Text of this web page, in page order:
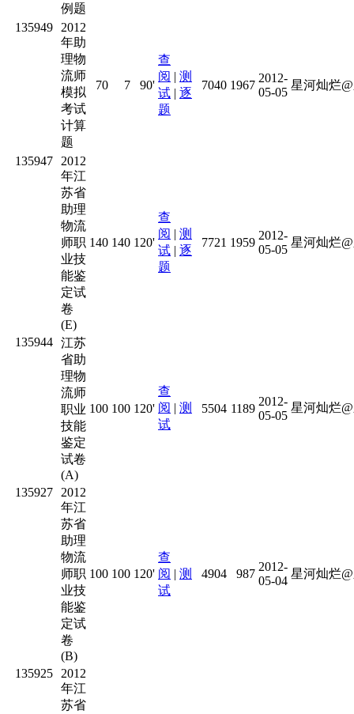
例题
135949
2012
年助
理物
流师
模拟
考试
计算
题
70 7 90'
查
阅 | 测
试 | 逐
题
7040 1967
2012-
05-05
星河灿烂
135947
2012
年江
苏省
助理
物流
师职
业技
能鉴
定试
卷
(E)
140 140 120'
查
阅 | 测
试 | 逐
题
7721 1959
2012-
05-05
星河灿烂
135944 江苏
省助
理物
流师
职业
技能
鉴定
试卷
(A)
100 100 120'
查
阅 | 测
试
5504 1189
2012-
05-05
星河灿烂
135927
2012
年江
苏省
助理
物流
师职
业技
能鉴
定试
卷
(B)
100 100 120'
查
阅 | 测
试
4904 987
2012-
05-04
星河灿烂
135925
2012
年江
苏省